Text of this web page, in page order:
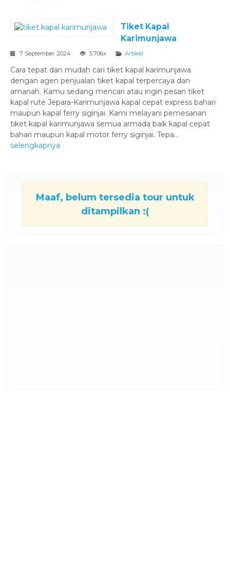
Tiket Kapal
Karimunjawa
7 September 2024 5.706x Artikel
Cara tepat dan mudah cari tiket kapal karimunjawa
dengan agen penjualan tiket kapal terpercaya dan
amanah. Kamu sedang mencari atau ingin pesan tiket
kapal rute Jepara-Karimunjawa kapal cepat express bahari
maupun kapal ferry siginjai. Kami melayani pemesanan
tiket kapal karimunjawa semua armada baik kapal cepat
bahari maupun kapal motor ferry siginjai. Tepa...
selengkapnya
Maaf, belum tersedia tour untuk
ditampilkan :(